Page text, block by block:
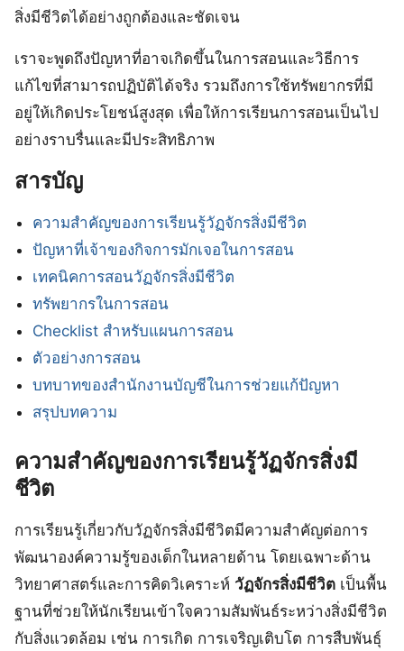
สิ่งมีชีวิตได้อย่างถูกต้องและชัดเจน
เราจะพูดถึงปัญหาที่อาจเกิดขึ้นในการสอนและวิธีการ
แก้ไขที่สามารถปฏิบัติได้จริง รวมถึงการใช้ทรัพยากรที่มี
อยู่ให้เกิดประโยชน์สูงสุด เพื่อให้การเรียนการสอนเป็นไป
อย่างราบรื่นและมีประสิทธิภาพ
สารบัญ
ความสำคัญของการเรียนรู้วัฏจักรสิ่งมีชีวิต
ปัญหาที่เจ้าของกิจการมักเจอในการสอน
เทคนิคการสอนวัฏจักรสิ่งมีชีวิต
ทรัพยากรในการสอน
Checklist สำหรับแผนการสอน
ตัวอย่างการสอน
บทบาทของสำนักงานบัญชีในการช่วยแก้ปัญหา
สรุปบทความ
ความสำคัญของการเรียนรู้วัฏจักรสิ่งมี
ชีวิต
การเรียนรู้เกี่ยวกับวัฏจักรสิ่งมีชีวิตมีความสำคัญต่อการ
พัฒนาองค์ความรู้ของเด็กในหลายด้าน โดยเฉพาะด้าน
วิทยาศาสตร์และการคิดวิเคราะห์ วัฏจักรสิ่งมีชีวิต เป็นพื้น
ฐานที่ช่วยให้นักเรียนเข้าใจความสัมพันธ์ระหว่างสิ่งมีชีวิต
กับสิ่งแวดล้อม เช่น การเกิด การเจริญเติบโต การสืบพันธุ์